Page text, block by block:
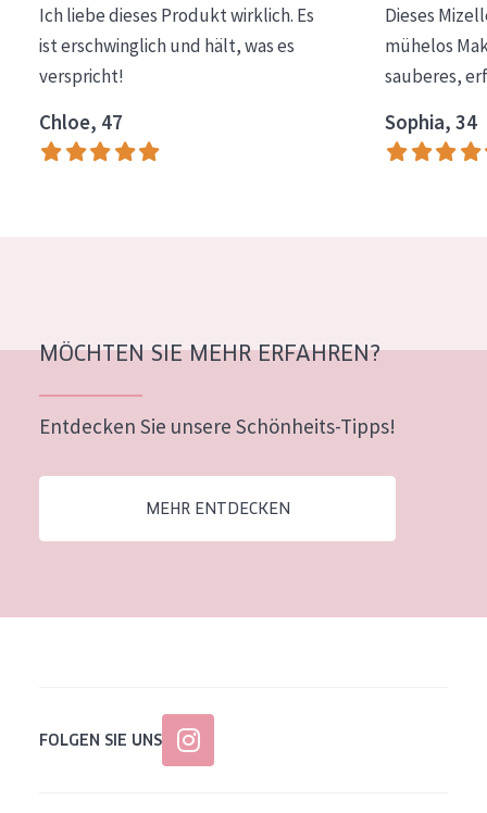
Normale bis trockene Haut
Mischhaut und fettige Haut
Reife Haut
Der Sonne ausgesetzte Haut
Reife Haut
Ich liebe dieses Produkt wirklich. Es
ist erschwinglich und hält, was es
verspricht!
Chloe, 47
Dieses
mühelos
sauberes,
Sophia, 34
MÖCHTEN SIE MEHR ERFAHREN?
Entdecken Sie unsere Schönheits-Tipps!
MEHR ENTDECKEN
FOLGEN SIE UNS